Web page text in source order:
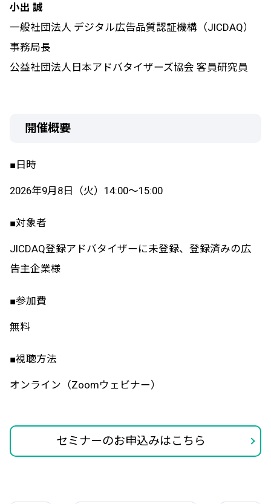
小出 誠
一般社団法人 デジタル広告品質認証機構（JICDAQ）
事務局長
公益社団法人日本アドバタイザーズ協会 客員研究員
開催概要
■日時
2026年9月8日（火）14:00～15:00
■対象者
JICDAQ登録アドバタイザーに未登録、登録済みの広
告主企業様
■参加費
無料
■視聴方法
オンライン（Zoomウェビナー）
セミナーのお申込みはこちら